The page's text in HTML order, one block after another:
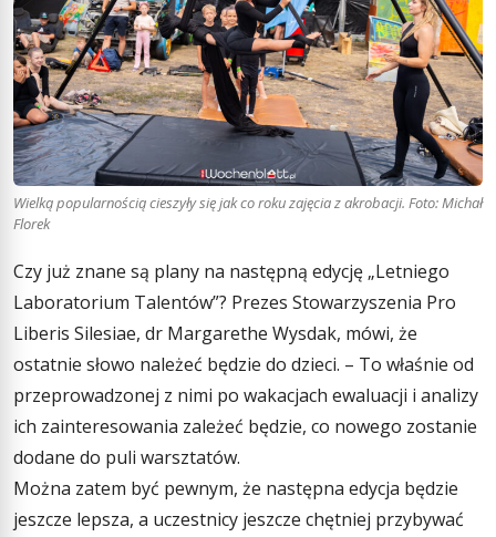
Wielką popularnością cieszyły się jak co roku zajęcia z akrobacji. Foto: Michał
Florek
Czy już znane są plany na następną edycję „Letniego
Laboratorium Talentów”? Prezes Stowarzyszenia Pro
Liberis Silesiae, dr Margarethe Wysdak, mówi, że
ostatnie słowo należeć będzie do dzieci. – To właśnie od
przeprowadzonej z nimi po wakacjach ewaluacji i analizy
ich zainteresowania zależeć będzie, co nowego zostanie
dodane do puli warsztatów.
Można zatem być pewnym, że następna edycja będzie
jeszcze lepsza, a uczestnicy jeszcze chętniej przybywać